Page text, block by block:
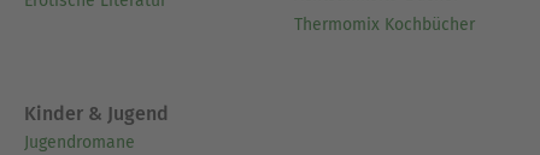
Thermomix Kochbücher
Kinder & Jugend
Jugendromane